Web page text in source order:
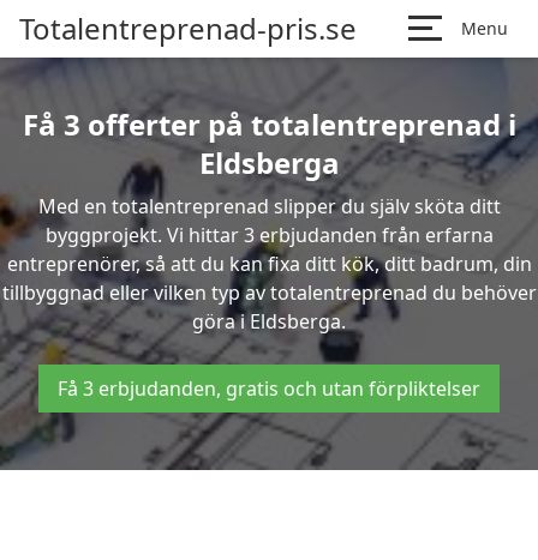
Totalentreprenad-pris.se Menu
Få 3 offerter på totalentreprenad i
Eldsberga
Med en totalentreprenad slipper du själv sköta ditt
byggprojekt. Vi hittar 3 erbjudanden från erfarna
entreprenörer, så att du kan fixa ditt kök, ditt badrum, din
tillbyggnad eller vilken typ av totalentreprenad du behöver
göra i Eldsberga.
Få 3 erbjudanden, gratis och utan förpliktelser